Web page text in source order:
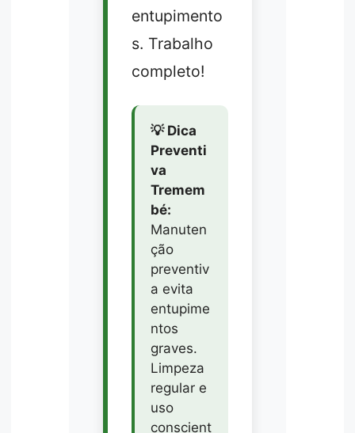
entupimento
s. Trabalho
completo!
💡 Dica
Preventi
va
Tremem
bé:
Manuten
ção
preventiv
a evita
entupime
ntos
graves.
Limpeza
regular e
uso
conscient